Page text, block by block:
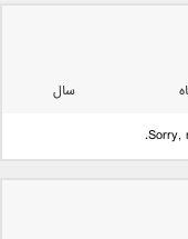
سال
Sorry,